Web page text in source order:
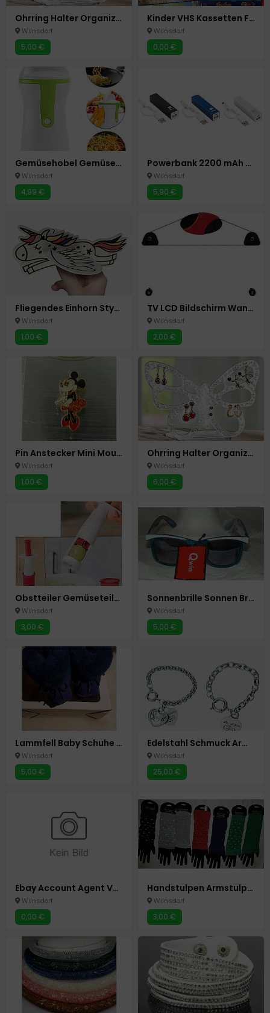
Ohrring Halter Organizer Ständer für bis zu 60 Ohrringe Neu Schmetterling Acryl
Wilnsdorf
5,00 €
Kinder VHS Kassetten Filme Videos Bibi Lauras Stern
Wilnsdorf
0,00 €
Gemüsehobel Gemüseschneider Spiralschneider Julienne Gemüsespaghetti Salat Schn
Wilnsdorf
4,99 €
Powerbank 2200 mAh 3 Farben mobiler Akku USB- Micro USB
Wilnsdorf
5,90 €
Fliegendes Einhorn Styropor Flieger
Wilnsdorf
1,00 €
TV LCD Bildschirm Wandhalterung Hama Ultraslim 23-46 Zoll o.58 -117 cm
Wilnsdorf
2,00 €
Pin Anstecker Mini Mouse
Wilnsdorf
1,00 €
Ohrring Halter Organizer Ständer für bis zu 60 Ohrringe Neu Schmetterling Acryl
Wilnsdorf
6,00 €
Obstteiler Gemüseteiler Obstschneider Tomaten Weintrauben Teiler
Wilnsdorf
3,00 €
Sonnenbrille Sonnen Brille Neu mit UV Schutz Neu
Wilnsdorf
5,00 €
Lammfell Baby Schuhe Pantoffeln Schühchen gr 16/17 blau Neu Unisex Wagenschuhe
Wilnsdorf
5,00 €
Edelstahl Schmuck Armband Bettelarmband Neu
Wilnsdorf
25,00 €
Ebay Account Agent Verwaltung Erstellen Homeoffice
Wilnsdorf
0,00 €
Handstulpen Armstulpen Pulswärmer Handschuhe ohne Finger 7 Farben
Wilnsdorf
3,00 €